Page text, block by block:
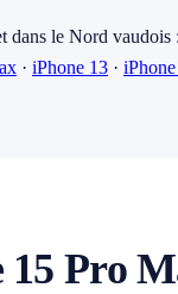
dans le Nord vaudois :
· iPhone 13 ·
Pro